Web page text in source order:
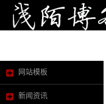
网站模板
新闻资讯